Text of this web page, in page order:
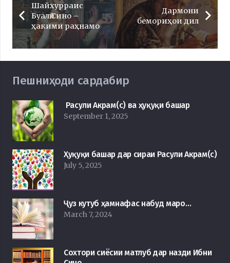
Шайхурраис
Буалӣ Сино –
ҳакими раҳнамо
Дармони
бемориҳои дил
Пешниҳоди сардабир
Расули Акрам(с) ва ҳуқуқи башар
September 1, 2025
Ҳуқуқи башар дар сираи Расули Акрам(с)
July 5, 2025
Ҷуз кутуб ҳамнафас набуд маро…
March 7, 2024
Сохтори сиёсии матлуб дар назди Ибни